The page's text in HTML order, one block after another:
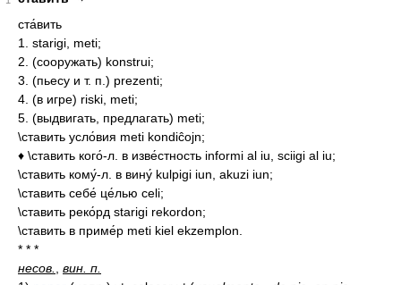
ста́вить
1. starigi, meti;
2. (сооружать) konstrui;
3. (пьесу и т. п.) prezenti;
4. (в игре) riski, meti;
5. (выдвигать, предлагать) meti;
\ставить усло́вия meti kondiĉojn;
♦ \ставить кого́-л. в изве́стность informi al iu, sciigi al iu;
\ставить кому́-л. в вину́ kulpigi iun, akuzi iun;
\ставить себе́ це́лью celi;
\ставить реко́рд starigi rekordon;
\ставить в приме́р meti kiel ekzemplon.
* * *
несов.
вин. п.